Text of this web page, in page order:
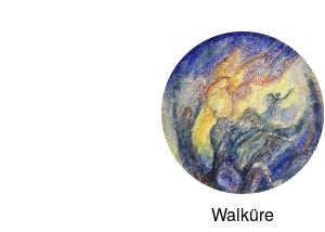
Walküre